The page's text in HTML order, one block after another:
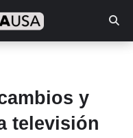
y
televisión